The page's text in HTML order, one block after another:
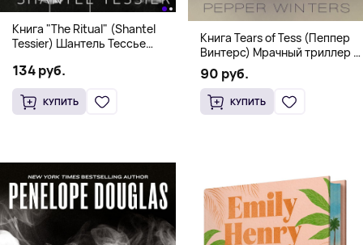
Книга "The Ritual" (Shantel
Tessier) Шантель Тессье
романс бестселлер (18+)
134 руб.
КУПИТЬ
Книга Tears of Tess (Пеппер
Винтерс) Мрачный триллер о
выживании и страсти (18+)
90 руб.
КУПИТЬ